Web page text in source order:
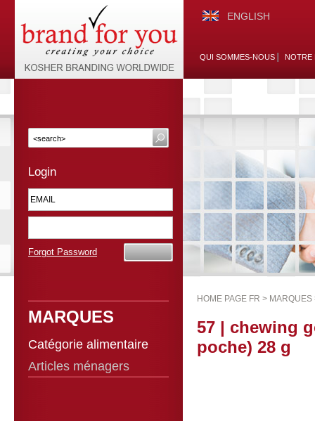
ENGLISH
QUI SOMMES-NOUS NOTRE
Login
Forgot Password
MARQUES
Catégorie alimentaire
Articles ménagers
HOME PAGE FR > MARQUES
57 | chewing
poche) 28 g